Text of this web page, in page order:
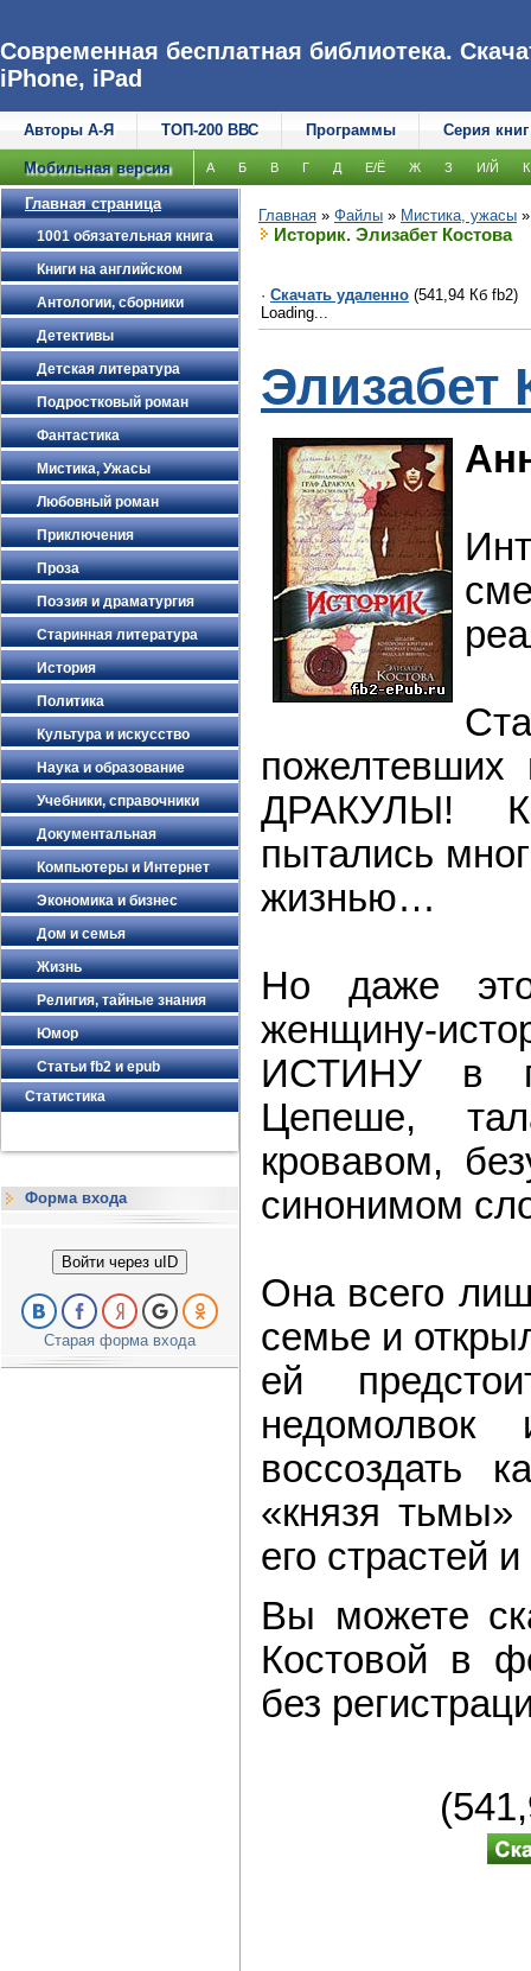
Современная бесплатная библиотека.
iPhone, iPad
Авторы А-Я ТОП-200 ВВС Программы Серия книг
Мобильная версия А Б В Г Д Е/Ё Ж З И/Й К
Главная страница
1001 обязательная книга
Книги на английском
Антологии, сборники
Детективы
Детская литература
Подростковый роман
Фантастика
Мистика, Ужасы
Любовный роман
Приключения
Проза
Поэзия и драматургия
Старинная литература
История
Политика
Культура и искусство
Наука и образование
Учебники, справочники
Документальная
Компьютеры и Интернет
Экономика и бизнес
Дом и семья
Жизнь
Религия, тайные знания
Юмор
Статьи fb2 и epub
Статистика
Форма входа
Войти через uID
Старая форма входа
Главная » Файлы » Мистика, ужасы
Историк. Элизабет Костова
· Скачать удаленно (541,94 Кб fb2)
Loading...
Элизабет
ДРАКУЛЫ! К
пытались
жизнью…
Но даже
женщину-
ИСТИНУ в
Цепеше,
кровавом,
синонимом
Она всего
семье и
ей
недомолвок
воссоздать
«князя тьмы»
его страстей
Вы можете
Костовой в
без